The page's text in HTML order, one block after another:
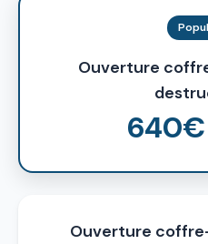
Ouverture
640€
Ouverture